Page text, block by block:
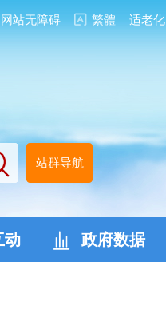
网站无障碍 繁體 适老化
站群导航
动 政府数据